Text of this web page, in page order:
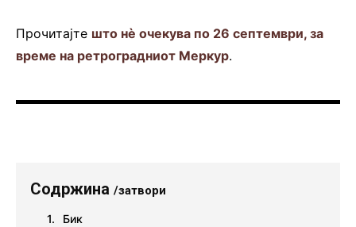
Прочитајте што нè очекува по 26 септември, за
време на ретроградниот Меркур.
Содржина /затвори
Бик